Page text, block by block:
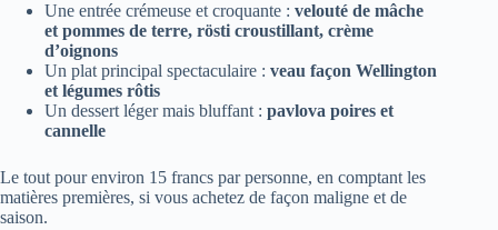
Une entrée crémeuse et croquante : velouté de mâche
et pommes de terre, rösti croustillant, crème
d’oignons
Un plat principal spectaculaire : veau façon Wellington
et légumes rôtis
Un dessert léger mais bluffant : pavlova poires et
cannelle
Le tout pour environ 15 francs par personne, en comptant les
matières premières, si vous achetez de façon maligne et de
saison.